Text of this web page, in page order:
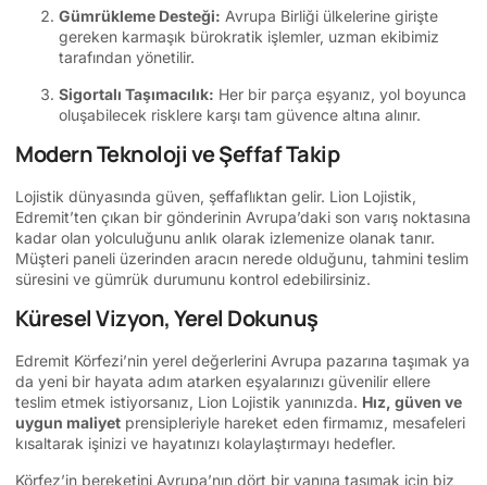
Gümrükleme Desteği: Avrupa Birliği ülkelerine girişte
gereken karmaşık bürokratik işlemler, uzman ekibimiz
tarafından yönetilir.
Sigortalı Taşımacılık: Her bir parça eşyanız, yol boyunca
oluşabilecek risklere karşı tam güvence altına alınır.
Modern Teknoloji ve Şeffaf Takip
Lojistik dünyasında güven, şeffaflıktan gelir. Lion Lojistik,
Edremit’ten çıkan bir gönderinin Avrupa’daki son varış noktasına
kadar olan yolculuğunu anlık olarak izlemenize olanak tanır.
Müşteri paneli üzerinden aracın nerede olduğunu, tahmini teslim
süresini ve gümrük durumunu kontrol edebilirsiniz.
Küresel Vizyon, Yerel Dokunuş
Edremit Körfezi’nin yerel değerlerini Avrupa pazarına taşımak ya
da yeni bir hayata adım atarken eşyalarınızı güvenilir ellere
teslim etmek istiyorsanız, Lion Lojistik yanınızda. Hız, güven ve
uygun maliyet prensipleriyle hareket eden firmamız, mesafeleri
kısaltarak işinizi ve hayatınızı kolaylaştırmayı hedefler.
Körfez’in bereketini Avrupa’nın dört bir yanına taşımak için biz